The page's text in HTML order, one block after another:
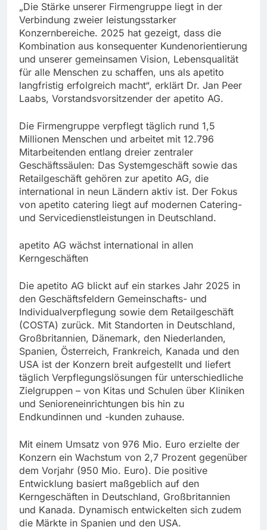
„Die Stärke unserer Firmengruppe liegt in der
Verbindung zweier leistungsstarker
Konzernbereiche. 2025 hat gezeigt, dass die
Kombination aus konsequenter Kundenorientierung
und unserer gemeinsamen Vision, Lebensqualität
für alle Menschen zu schaffen, uns als apetito
langfristig erfolgreich macht“, erklärt Dr. Jan Peer
Laabs, Vorstandsvorsitzender der apetito AG.
Die Firmengruppe verpflegt täglich rund 1,5
Millionen Menschen und arbeitet mit 12.796
Mitarbeitenden entlang dreier zentraler
Geschäftssäulen: Das Systemgeschäft sowie das
Retailgeschäft gehören zur apetito AG, die
international in neun Ländern aktiv ist. Der Fokus
von apetito catering liegt auf modernen Catering-
und Servicedienstleistungen in Deutschland.
apetito AG wächst international in allen
Kerngeschäften
Die apetito AG blickt auf ein starkes Jahr 2025 in
den Geschäftsfeldern Gemeinschafts- und
Individualverpflegung sowie dem Retailgeschäft
(COSTA) zurück. Mit Standorten in Deutschland,
Großbritannien, Dänemark, den Niederlanden,
Spanien, Österreich, Frankreich, Kanada und den
USA ist der Konzern breit aufgestellt und liefert
täglich Verpflegungslösungen für unterschiedliche
Zielgruppen – von Kitas und Schulen über Kliniken
und Senioreneinrichtungen bis hin zu
Endkundinnen und -kunden zuhause.
Mit einem Umsatz von 976 Mio. Euro erzielte der
Konzern ein Wachstum von 2,7 Prozent gegenüber
dem Vorjahr (950 Mio. Euro). Die positive
Entwicklung basiert maßgeblich auf den
Kerngeschäften in Deutschland, Großbritannien
und Kanada. Dynamisch entwickelten sich zudem
die Märkte in Spanien und den USA.